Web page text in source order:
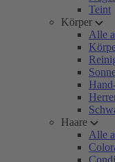
Teint
Körper
Alle
Haare
Alle